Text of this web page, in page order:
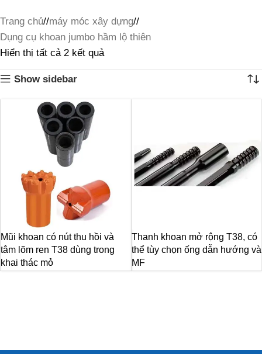
Trang chủ/ máy móc xây dựng/
Dụng cụ khoan jumbo hầm lộ thiên
Hiển thị tất cả 2 kết quả
Show sidebar
Mũi khoan có nút thu hồi và
tâm lõm ren T38 dùng trong
khai thác mỏ
Thanh khoan mở rộng T38, có
thể tùy chọn ống dẫn hướng và
MF